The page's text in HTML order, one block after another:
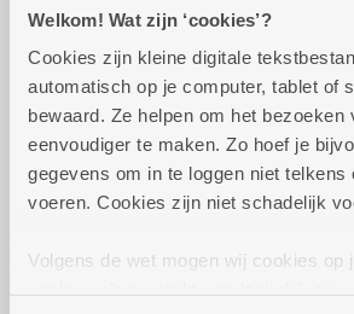
Welkom! Wat zijn ‘cookies’?
Cookies zijn kleine digitale
automatisch op je computer, tablet of
bewaard. Ze helpen om het bezoeken
eenvoudiger te maken. Zo hoef je
gegevens om in te loggen niet telkens
voeren. Cookies zijn niet schadelijk
Volgens de wet mogen wij cookies op
vrijdag 14 augustus 2026
20euro
Enkel dj: 3euro
Dienstencentrum Den
Helmstraat 163 b23